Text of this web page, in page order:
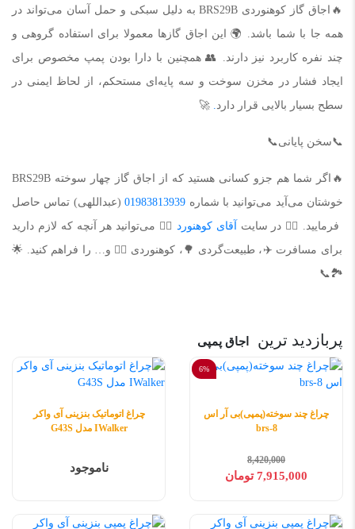
🔥اجاق گاز کوهنوردی BRS29B به دلیل سبکی و حمل آسان می‌تواند در
همه جا با شما باشد. 🌍 این اجاق گاز‌ها معمولا برای استفاده گروهی و
چند نفره کاربرد نیز دارند. 👥 همچنین با دارا بودن پمپ مخصوص برای
ایجاد فشار در مخزن سوخت و سه پایه‌ای مستحکم، از لحاظ ایمنی در
سطح بسیار بالایی قرار دارد
🚀
📞سخن پایانی📞
🔥اگر شما هم جزو کسانی هستید که از اجاق گاز چهار سوخته BRS29B
خوشتان می‌آید می‌توانید با شماره 01983813939(عبداللهی) تماس حاصل
فرمایید. 🧗‍♂️ در سایت آقای کوهنورد 🧗‍♂️ می‌توانید هر آنچه که لازم دارید
برای مسافرت ✈️، طبیعت‌گردی 🌳، کوهنوردی 🧗‍♂️ و… را فراهم کنید. 🌟
🏞️📞
پربازدید ترین اجاق پمپی
6%
چراغ چند سوخته(پمپی)بی آر اس
brs-8
8,420,000
7,915,000 تومان
چراغ اتوماتیک بنزینی آی‌ واکر
IWalker مدل G43S
ناموجود